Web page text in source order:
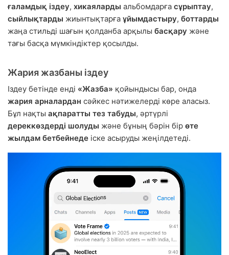
ғаламдық іздеу, хикаяларды альбомдарға сұрыптау,
сыйлықтарды жиынтықтарға ұйымдастыру, боттарды
жаңа стильді шағын қолданба арқылы басқару және
тағы басқа мүмкіндіктер қосылды.
Жария жазбаны іздеу
Іздеу бетінде енді «Жазба» қойындысы бар, онда
жария арналардан сәйкес нәтижелерді көре аласыз.
Бұл нақты ақпаратты тез табуды, әртүрлі
дереккөздерді шолуды және бұның бәрін бір өте
жылдам бетбейнеде іске асыруды жеңілдетеді.